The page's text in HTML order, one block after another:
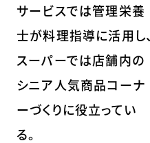
サービスでは管理栄養
士が料理指導に活用し、
スーパーでは店舗内の
シニア人気商品コーナ
ーづくりに役立ってい
る。